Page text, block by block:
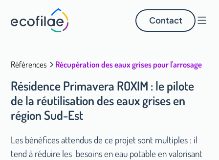
Contact
Références Récupération des eaux grises pour l'arrosage
Résidence Primavera ROXIM : le pilote
de la réutilisation des eaux grises en
région Sud-Est
Les bénéfices attendus de ce projet sont multiples : il
tend à réduire les besoins en eau potable en valorisant